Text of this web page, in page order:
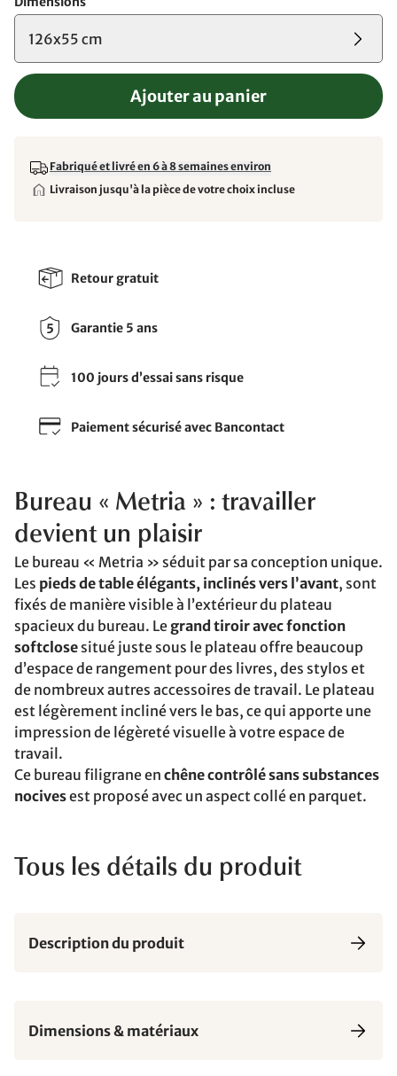
126x55 cm
Ajouter au panier
Fabriqué et livré en 6 à 8 semaines environ
Livraison jusqu'à la pièce de votre choix incluse
Retour gratuit
Garantie 5 ans
100 jours d’essai sans risque
Paiement sécurisé avec Bancontact
Bureau « Metria » : travailler
devient un plaisir
Le bureau « Metria » séduit par sa conception unique.
Les pieds de table élégants, inclinés vers l’avant, sont
fixés de manière visible à l’extérieur du plateau
spacieux du bureau. Le grand tiroir avec fonction
softclose situé juste sous le plateau offre beaucoup
d’espace de rangement pour des livres, des stylos et
de nombreux autres accessoires de travail. Le plateau
est légèrement incliné vers le bas, ce qui apporte une
impression de légèreté visuelle à votre espace de
travail.
Ce bureau filigrane en chêne contrôlé sans substances
nocivesest proposé avec un aspect collé en parquet.
Tous les détails du produit
Description du produit
Dimensions & matériaux